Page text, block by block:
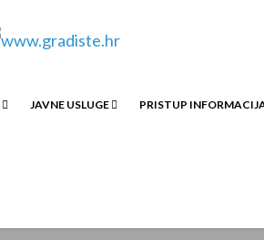
JAVNE USLUGE PRISTUP